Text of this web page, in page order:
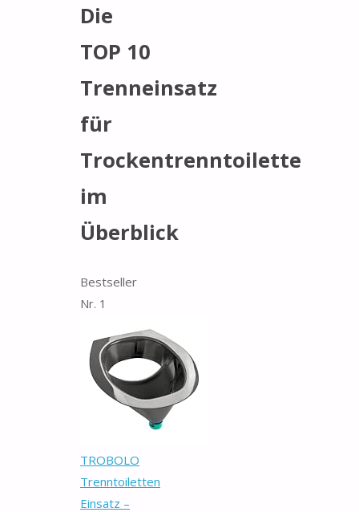
Die
TOP 10
Trenneinsatz
für
Trockentrenntoilette
im
Überblick
Bestseller
Nr. 1
TROBOLO
Trenntoiletten
Einsatz –